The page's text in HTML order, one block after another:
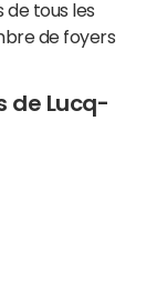
tous les
de foyers
de Lucq-